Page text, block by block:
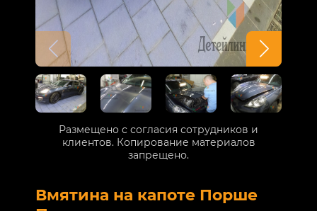
Вмятина на капоте Порше
Размещено с согласия сотрудников и
клиентов. Копирование материалов
запрещено.